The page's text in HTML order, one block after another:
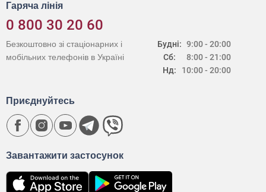
Гаряча лінія
0 800 30 20 60
Будні:
Сб:
Нд:
9:00 - 20:00
8:00 - 21:00
10:00 - 20:00
Безкоштовно зі стаціонарних і
мобільних телефонів в Україні
Завантажити застосунок
Приєднуйтесь